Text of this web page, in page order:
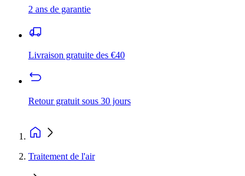
2 ans de garantie
Livraison gratuite des €40
Retour gratuit sous 30 jours
Traitement de l'air